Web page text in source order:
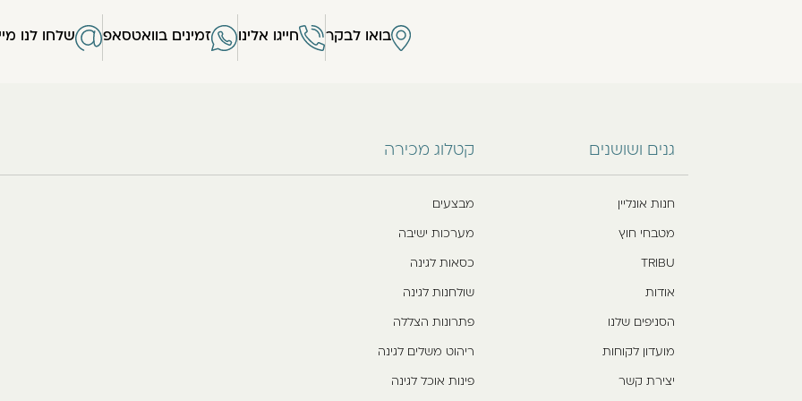
גנים ושושנים
חנות אונליין
מטבחי חוץ
TRIBU
אודות
הסניפים שלנו
מועדון לקוחות
יצירת קשר
קטלוג מכירה
מבצעים
מערכות ישיבה
כסאות לגינה
שולחנות לגינה
פתרונות הצללה
ריהוט משלים לגינה
פינות אוכל לגינה
בואו לבקר חייגו אלינו זמינים בוואטסאפ שלחו לנו